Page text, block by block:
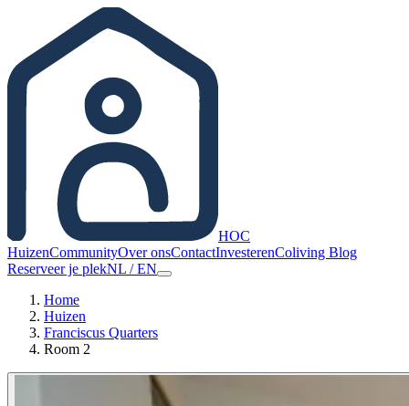
HOC
HuizenCommunityOver onsContactInvesterenColiving Blog
Reserveer je plekNL /EN
Home
Huizen
Franciscus Quarters
Room 2